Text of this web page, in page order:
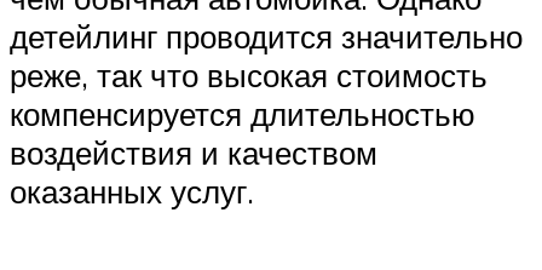
детейлинг проводится значительно
реже, так что высокая стоимость
компенсируется длительностью
воздействия и качеством
оказанных услуг.